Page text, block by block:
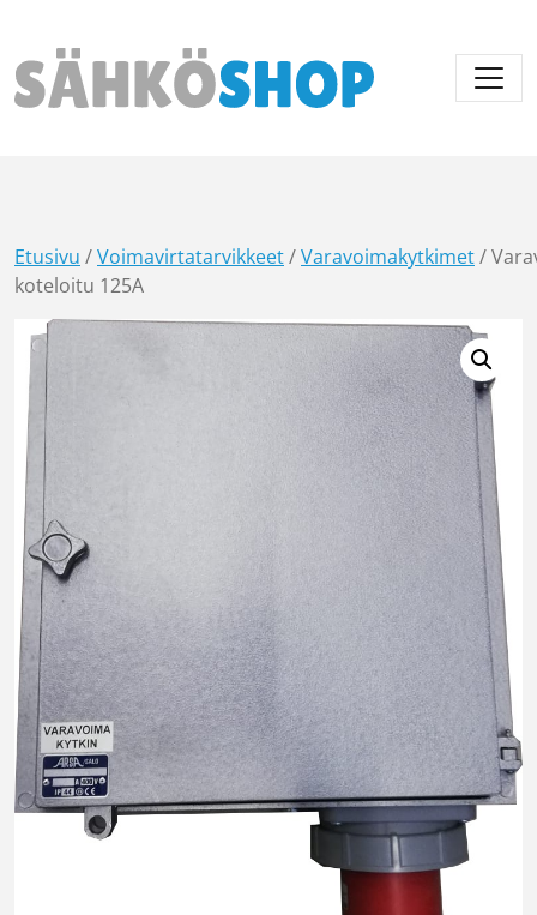
Päävalikko
Etusivu /Voimavirtatarvikkeet/Varavoimakytkimet/
koteloitu 125A